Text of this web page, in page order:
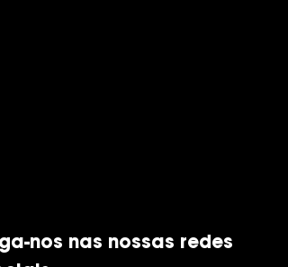
nos nas nossas redes